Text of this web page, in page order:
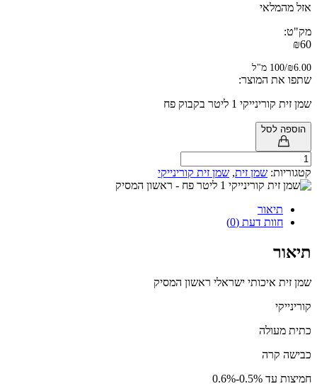
המוצר:
1 ליטר בקבוק פח
שמן זית, שמן זית קורינייקי
דעת (0)
ישראלי ראשון המסיק
0.6%